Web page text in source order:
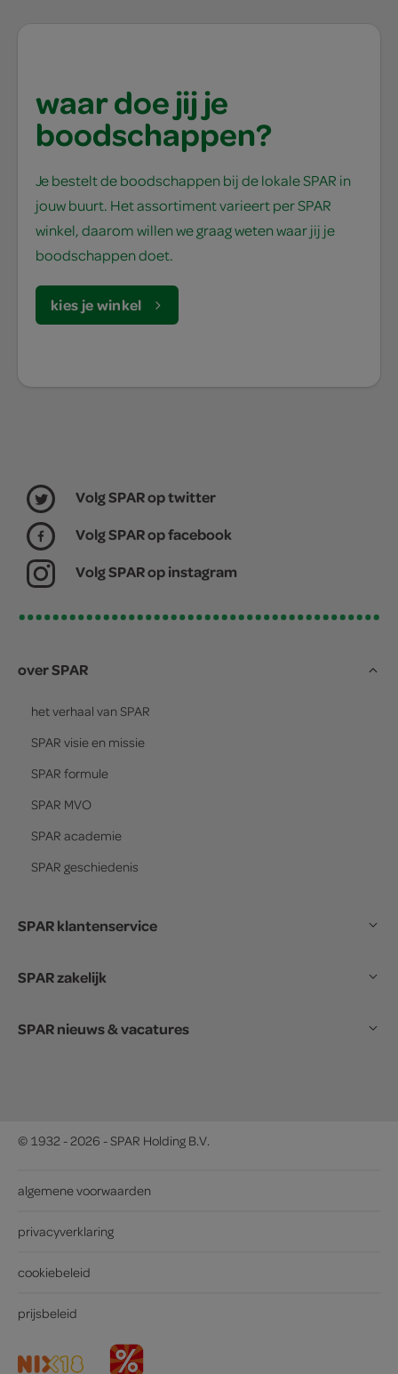
waar doe jij je
boodschappen?
Je bestelt de boodschappen bij de lokale SPAR in
jouw buurt. Het assortiment varieert per SPAR
winkel, daarom willen we graag weten waar jij je
boodschappen doet.
kies je winkel
Volg SPAR op twitter
Volg SPAR op facebook
Volg SPAR op instagram
over SPAR
het verhaal van SPAR
SPAR visie en missie
SPAR formule
SPAR MVO
SPAR academie
SPAR geschiedenis
SPAR klantenservice
SPAR zakelijk
SPAR nieuws & vacatures
© 1932 - 2026 - SPAR Holding B.V.
algemene voorwaarden
privacyverklaring
cookiebeleid
prijsbeleid